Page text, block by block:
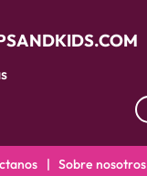
| Sobre nosotros